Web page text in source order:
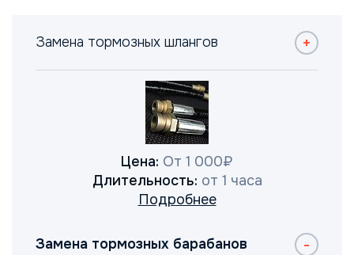
Замена тормозных шлангов
Цена: От 1 000₽
Длительность: от 1 часа
Подробнее
Замена тормозных барабанов